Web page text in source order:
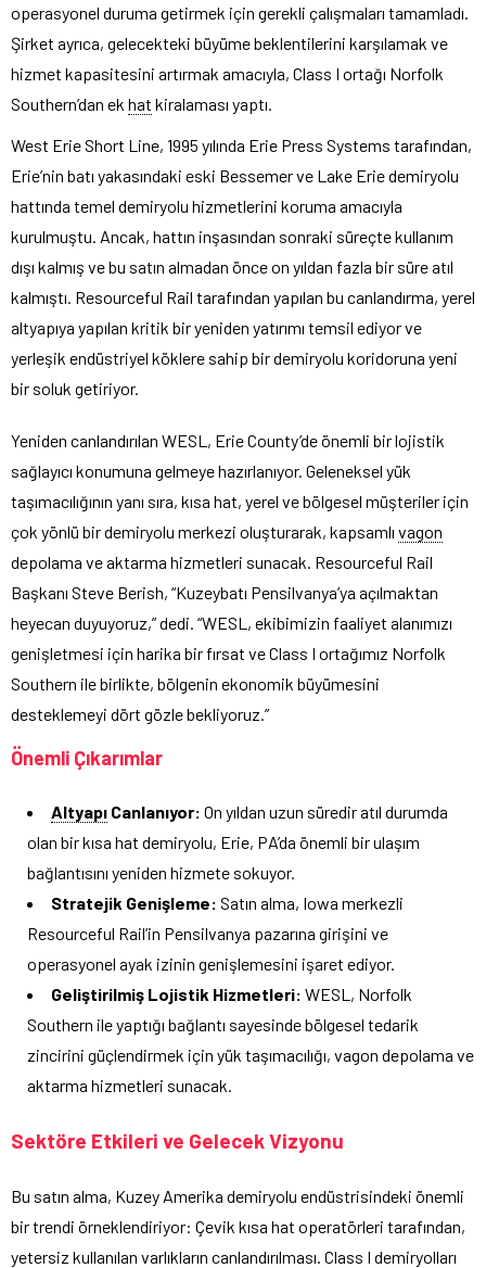
operasyonel duruma getirmek için gerekli çalışmaları tamamladı.
Şirket ayrıca, gelecekteki büyüme beklentilerini karşılamak ve
hizmet kapasitesini artırmak amacıyla, Class I ortağı Norfolk
Southern’dan ek hat kiralaması yaptı.
West Erie Short Line, 1995 yılında Erie Press Systems tarafından,
Erie’nin batı yakasındaki eski Bessemer ve Lake Erie demiryolu
hattında temel demiryolu hizmetlerini koruma amacıyla
kurulmuştu. Ancak, hattın inşasından sonraki süreçte kullanım
dışı kalmış ve bu satın almadan önce on yıldan fazla bir süre atıl
kalmıştı. Resourceful Rail tarafından yapılan bu canlandırma, yerel
altyapıya yapılan kritik bir yeniden yatırımı temsil ediyor ve
yerleşik endüstriyel köklere sahip bir demiryolu koridoruna yeni
bir soluk getiriyor.
Yeniden canlandırılan WESL, Erie County’de önemli bir lojistik
sağlayıcı konumuna gelmeye hazırlanıyor. Geleneksel yük
taşımacılığının yanı sıra, kısa hat, yerel ve bölgesel müşteriler için
çok yönlü bir demiryolu merkezi oluşturarak, kapsamlı vagon
depolama ve aktarma hizmetleri sunacak. Resourceful Rail
Başkanı Steve Berish, “Kuzeybatı Pensilvanya’ya açılmaktan
heyecan duyuyoruz,” dedi. “WESL, ekibimizin faaliyet alanımızı
genişletmesi için harika bir fırsat ve Class I ortağımız Norfolk
Southern ile birlikte, bölgenin ekonomik büyümesini
desteklemeyi dört gözle bekliyoruz.”
Önemli Çıkarımlar
Altyapı Canlanıyor: On yıldan uzun süredir atıl durumda
olan bir kısa hat demiryolu, Erie, PA’da önemli bir ulaşım
bağlantısını yeniden hizmete sokuyor.
Stratejik Genişleme: Satın alma, Iowa merkezli
Resourceful Rail’in Pensilvanya pazarına girişini ve
operasyonel ayak izinin genişlemesini işaret ediyor.
Geliştirilmiş Lojistik Hizmetleri: WESL, Norfolk
Southern ile yaptığı bağlantı sayesinde bölgesel tedarik
zincirini güçlendirmek için yük taşımacılığı, vagon depolama ve
aktarma hizmetleri sunacak.
Sektöre Etkileri ve Gelecek Vizyonu
Bu satın alma, Kuzey Amerika demiryolu endüstrisindeki önemli
bir trendi örneklendiriyor: Çevik kısa hat operatörleri tarafından,
yetersiz kullanılan varlıkların canlandırılması. Class I demiryolları